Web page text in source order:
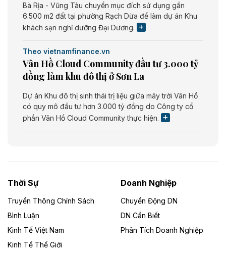
Bà Rịa - Vũng Tàu chuyển mục đích sử dụng gần
6.500 m2 đất tại phường Rạch Dừa để làm dự án Khu
khách sạn nghỉ dưỡng Đại Dương.
Theo vietnamfinance.vn
Vân Hồ Cloud Community đầu tư 3.000 tỷ
đồng làm khu đô thị ở Sơn La
Dự án Khu đô thị sinh thái trị liệu giữa mây trời Vân Hồ
có quy mô đầu tư hơn 3.000 tỷ đồng do Công ty cổ
phần Vân Hồ Cloud Community thực hiện.
Dự án Nhà máy xử lý rác và phát điện Bắc Giang do
Công ty TNHH Năng lượng môi trường Bắc Giang làm
Theo vietnamfinance.vn
Đức Long Gia Lai mở rộng ‘hệ sinh thái’
Thời Sự
Truyền Thông Chính Sách
Bình Luận
Kinh Tế Việt Nam
Kinh Tế Thế Giới
Doanh Nghiệp
Chuyển Động DN
DN Cần Biết
Phân Tích Doanh Nghiệp